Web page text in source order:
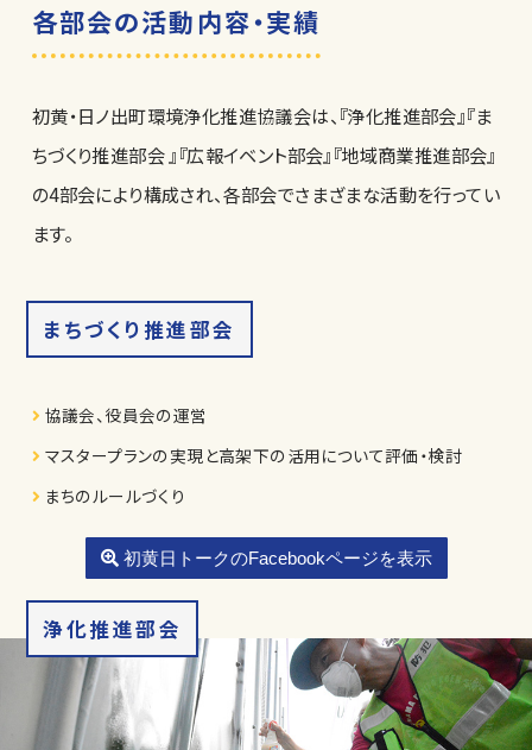
各部会の活動内容・実績
初黄・日ノ出町環境浄化推進協議会は、『浄化推進部会』『ま
ちづくり推進部会 』『広報イベント部会』『地域商業推進部会』
の4部会により構成され、各部会でさまざまな活動を行ってい
ます。
まちづくり推進部会
協議会、役員会の運営
マスタープランの実現と高架下の活用について評価・検討
まちのルールづくり
初黄日トークのFacebookページを表示
浄化推進部会